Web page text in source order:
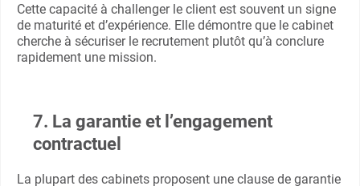
Cette capacité à challenger le client est souvent un signe
de maturité et d’expérience. Elle démontre que le cabinet
cherche à sécuriser le recrutement plutôt qu’à conclure
rapidement une mission.
7. La garantie et l’engagement
contractuel
La plupart des cabinets proposent une clause de garantie